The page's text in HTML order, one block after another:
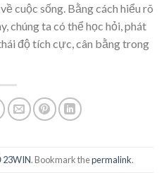
cuộc sống. Bằng cách hiểu rõ
chúng ta có thể học hỏi, phát
độ tích cực, cân bằng trong
23WIN. Bookmark thepermalink.